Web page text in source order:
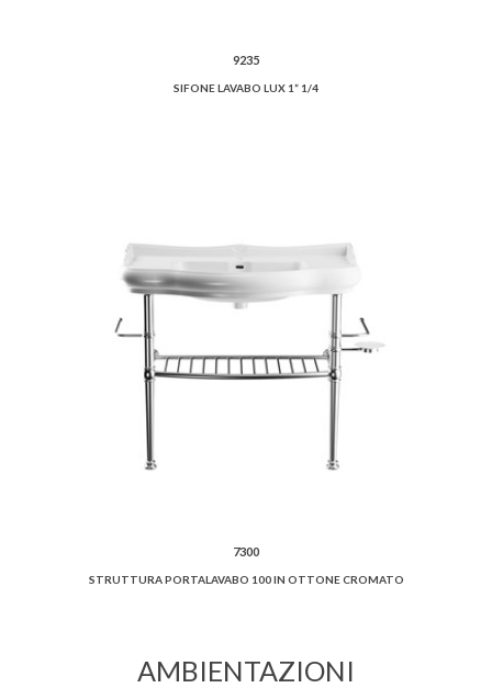
9235
SIFONE LAVABO LUX 1” 1/4
7300
STRUTTURA PORTALAVABO 100 IN OTTONE CROMATO
AMBIENTAZIONI